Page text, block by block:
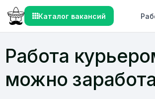
Каталог вакансий
Работа
можно